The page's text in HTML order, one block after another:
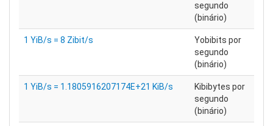
segundo
(binário)
1 YiB/s = 8 Zibit/s
Yobibits por
segundo
(binário)
1 YiB/s = 1.1805916207174E+21 KiB/s
Kibibytes por
segundo
(binário)